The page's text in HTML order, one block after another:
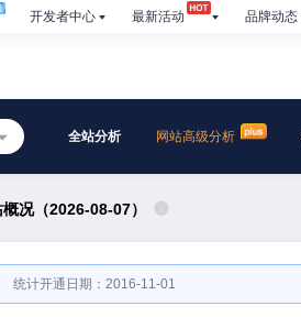
开发者中心 最新活动 品牌动态
全站分析 网站高级分析
概况（2026-08-07）
统计开通日期：2016-11-01